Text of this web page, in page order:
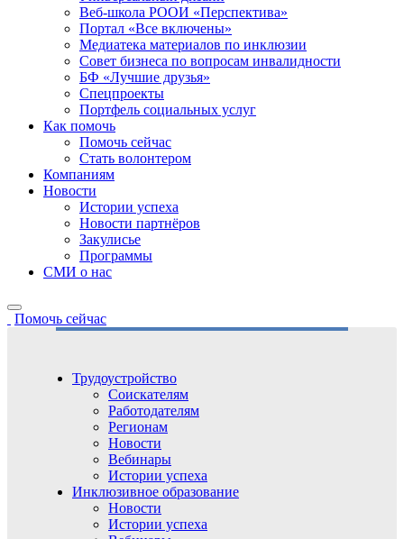
Веб-школа РООИ «Перспектива»
Портал «Все включены»
Медиатека материалов по инклюзии
Совет бизнеса по вопросам инвалидности
БФ «Лучшие друзья»
Спецпроекты
Портфель социальных услуг
Как помочь
Помочь сейчас
Стать волонтером
Компаниям
Новости
Истории успеха
Новости партнёров
Закулисье
Программы
СМИ о нас
Помочь сейчас
Трудоустройство
Соискателям
Работодателям
Регионам
Новости
Вебинары
Истории успеха
Инклюзивное образование
Новости
Истории успеха